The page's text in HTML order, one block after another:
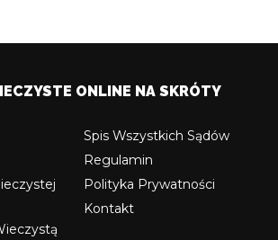
ONLINE NA SKRÓTY
Spis Wszystkich Sądów
Regulamin
Polityka Prywatności
Kontakt